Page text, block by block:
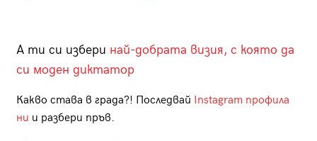
А ти си избери най-добрата визия, с която да
си моден диктатор
Какво става в града?! Последвай Instagram профила
ни и разбери пръв.